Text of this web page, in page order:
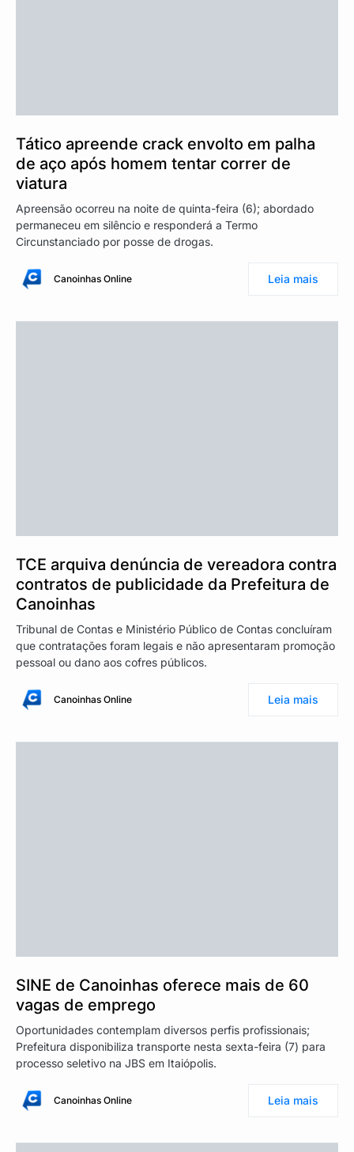
Tático apreende crack envolto em palha
de aço após homem tentar correr de
viatura
Apreensão ocorreu na noite de quinta-feira (6); abordado
permaneceu em silêncio e responderá a Termo
Circunstanciado por posse de drogas.
Canoinhas Online Leia mais
TCE arquiva denúncia de vereadora contra
contratos de publicidade da Prefeitura de
Canoinhas
Tribunal de Contas e Ministério Público de Contas concluíram
que contratações foram legais e não apresentaram promoção
pessoal ou dano aos cofres públicos.
Canoinhas Online Leia mais
SINE de Canoinhas oferece mais de 60
vagas de emprego
Oportunidades contemplam diversos perfis profissionais;
Prefeitura disponibiliza transporte nesta sexta-feira (7) para
processo seletivo na JBS em Itaiópolis.
Canoinhas Online Leia mais